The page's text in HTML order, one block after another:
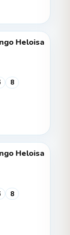
Heloisa
8
Heloisa
8